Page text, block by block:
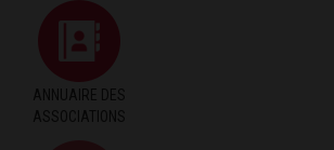
ANNUAIRE DES
ASSOCIATIONS